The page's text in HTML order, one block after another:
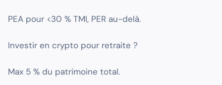
PEA pour <30 % TMI, PER au-delà.
Investir en crypto pour retraite ?
Max 5 % du patrimoine total.